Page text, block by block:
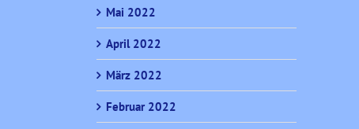
Mai 2022
April 2022
März 2022
Februar 2022